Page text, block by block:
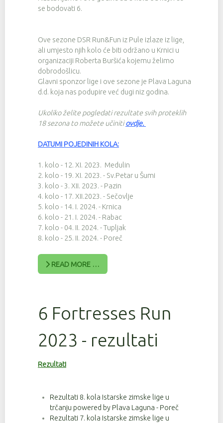
se bodovati 6.
Ove sezone DSR Run&Fun iz Pule izlaze iz lige,
ali umjesto njih kolo će biti održano u Krnici u
organizaciji Roberta Buršića kojemu želimo
dobrodošlicu.
Glavni sponzor lige i ove sezone je Plava Laguna
d.d. koja nas podupire već dugi niz godina.
Ukoliko želite pogledati rezultate svih proteklih
18 sezona to možete učinitiovdje.
DATUMI POJEDINIH KOLA:
1. kolo - 12. XI. 2023. Medulin
2. kolo - 19. XI. 2023. - Sv.Petar u Šumi
3. kolo - 3. XII. 2023. - Pazin
4. kolo - 17. XII.2023. - Sečovlje
5. kolo - 14. I. 2024. - Krnica
6. kolo - 21. I. 2024. - Rabac
7. kolo - 04. II. 2024. - Tupljak
8. kolo - 25. II. 2024. - Poreč
READ MORE …
6 Fortresses Run
2023 - rezultati
Rezultati
Rezultati 8. kola Istarske zimske lige u
trčanju powered by Plava Laguna - Poreč
Rezultati 7. kola Istarske zimske lige u